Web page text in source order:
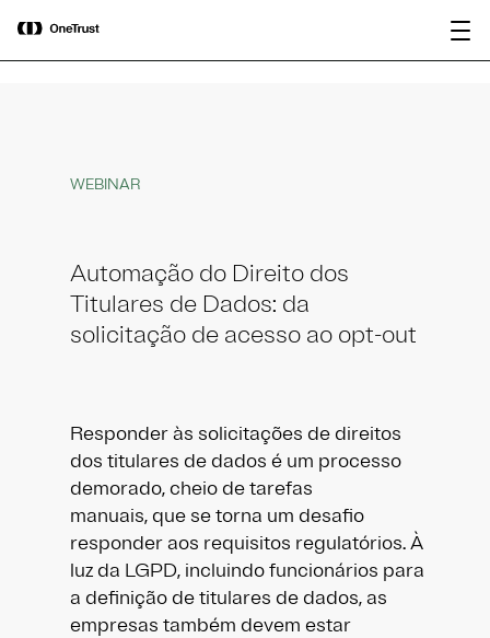
OneTrust nomeada “Visionária” no
Magic Quadrant™ 2026 da Gartner®
para plataformas de governança de IA.
WEBINAR
Automação do Direito dos
Titulares de Dados: da
solicitação de acesso ao opt-out
Responder às solicitações de direitos
dos titulares de dados é um processo
demorado, cheio de tarefas
manuais, que se torna um desafio
responder aos requisitos regulatórios. À
luz da LGPD, incluindo funcionários para
a definição de titulares de dados, as
empresas também devem estar